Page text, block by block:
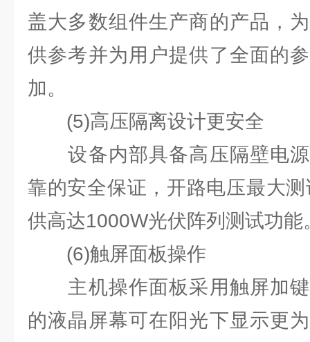
盖⼤多数组件⽣产商的产品，
供参考并为⽤户提供了全⾯的
加。
(5)⾼压隔离设计更安全
设备内部具备⾼压隔壁电源
靠的安全保证，开路电压最⼤
供⾼达1000W光伏阵列测试功能
(6)触屏⾯板操作
主机操作⾯板采⽤触屏加键
的液晶屏幕可在阳光下显⽰更